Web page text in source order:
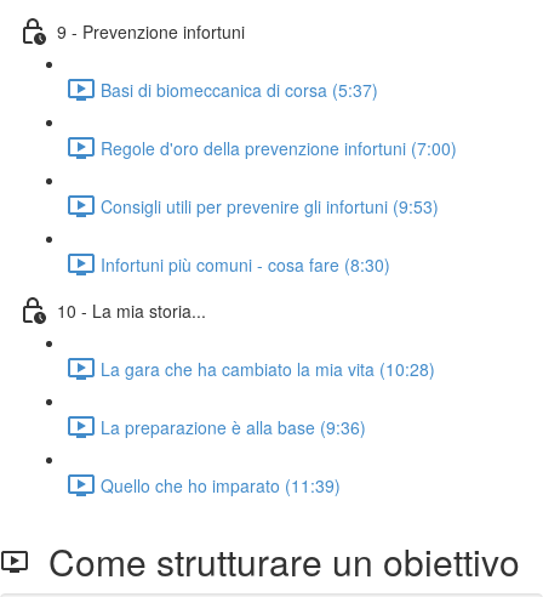
9 - Prevenzione infortuni
Basi di biomeccanica di corsa (5:37)
Regole d'oro della prevenzione infortuni (7:00)
Consigli utili per prevenire gli infortuni (9:53)
Infortuni più comuni - cosa fare (8:30)
10 - La mia storia...
La gara che ha cambiato la mia vita (10:28)
La preparazione è alla base (9:36)
Quello che ho imparato (11:39)
Come strutturare un obiettivo